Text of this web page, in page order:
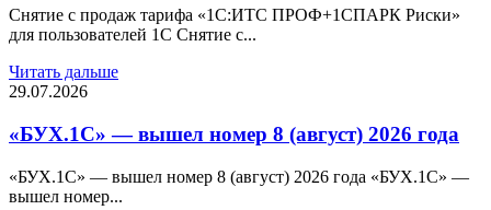
Снятие с продаж тарифа «1С:ИТС ПРОФ+1СПАРК Риски»
для пользователей 1С Снятие с...
Читать дальше
29.07.2026
«БУХ.1С» — вышел номер 8 (август) 2026 года
«БУХ.1С» — вышел номер 8 (август) 2026 года «БУХ.1С» —
вышел номер...